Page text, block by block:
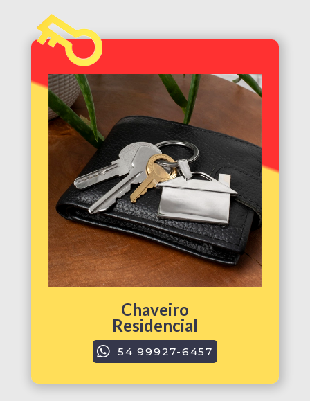
Chaveiro
Residencial
54 99927-6457